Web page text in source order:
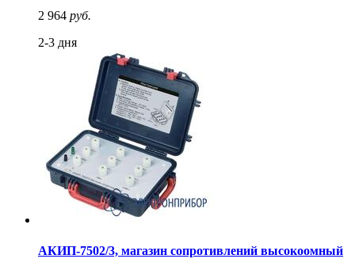
2 964 руб.
2-3 дня
АКИП-7502/3, магазин сопротивлений высокоомный